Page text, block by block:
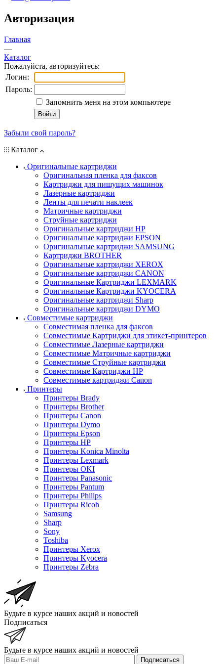
Авторизация
Главная
—
Каталог
Пожалуйста, авторизуйтесь:
Логин:
Пароль:
Запомнить меня на этом компьютере
Забыли свой пароль?
Каталог
Оригинальные картриджи
Оригинальная пленка для факсов
Картриджи для пишущих машинок
Лазерные картриджи
Ленты для печати наклеек
Матричные картриджи
Струйные картриджи
Оригинальные картриджи HP
Оригинальные картриджи EPSON
Оригинальные картриджи SAMSUNG
Картриджи BROTHER
Оригинальные картриджи XEROX
Оригинальные картриджи CANON
Оригинальные Картриджи LEXMARK
Оригинальные Картриджи KYOCERA
Оригинальные картриджи Sharp
Оригинальные картриджи DYMO
Совместимые картриджи
Совместимая пленка для факсов
Совместимые Картриджи для этикет-принтеров
Совместимые Лазерные картриджи
Совместимые Матричные картриджи
Совместимые Струйные картриджи
Совместимые Картриджи HP
Совместимые картриджи Canon
Принтеры
Принтеры Brady
Принтеры Brother
Принтеры Canon
Принтеры Dymo
Принтеры Epson
Принтеры HP
Принтеры Konica Minolta
Принтеры Lexmark
Принтеры OKI
Принтеры Panasonic
Принтеры Pantum
Принтеры Philips
Принтеры Ricoh
Samsung
Sharp
Sony
Toshiba
Принтеры Xerox
Принтеры Kyocera
Принтеры Zebra
Будьте в курсе наших акций и новостей
Подписаться
Будьте в курсе наших акций и новостей
Подписаться